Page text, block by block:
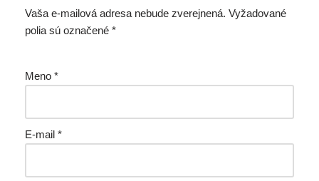
Vaša e-mailová adresa nebude zverejnená. Vyžadované
polia sú označené *
Meno *
E-mail *